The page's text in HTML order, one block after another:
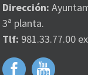
Dirección:
3ª planta.
Tlf: 981.33.77.00